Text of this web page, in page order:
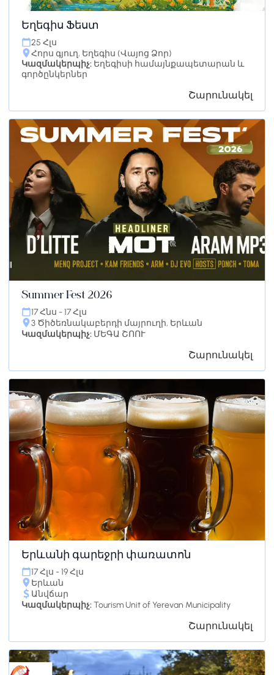
Եղեգիս Ֆեստ
25 Հլս
Հորս գյուղ, Եղեգիս (Վայոց Ձոր)
Կազմակերպիչ: Եղեգիսի համայնքապետարան և
գործընկերներ
Շարունակել
Summer Fest 2026
17 Հնս - 17 Հլս
3 Ծիծեռնակաբերդի մայրուղի, Երևան
Կազմակերպիչ: ՄԵԳԱ ՇՈՈՒ
Շարունակել
Երևանի գարեջրի փառատոն
17 Հլս - 19 Հլս
Երևան
Անվճար
Կազմակերպիչ:Tourism Unit of Yerevan Municipality
Շարունակել